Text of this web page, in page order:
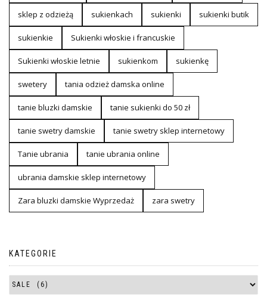
sklep z odzieżą sukienkach sukienki sukienki butik
sukienkie Sukienki włoskie i francuskie
Sukienki włoskie letnie sukienkom sukienkę
swetery tania odzież damska online
tanie bluzki damskie tanie sukienki do 50 zł
tanie swetry damskie tanie swetry sklep internetowy
Tanie ubrania tanie ubrania online
ubrania damskie sklep internetowy
Zara bluzki damskie Wyprzedaż zara swetry
KATEGORIE